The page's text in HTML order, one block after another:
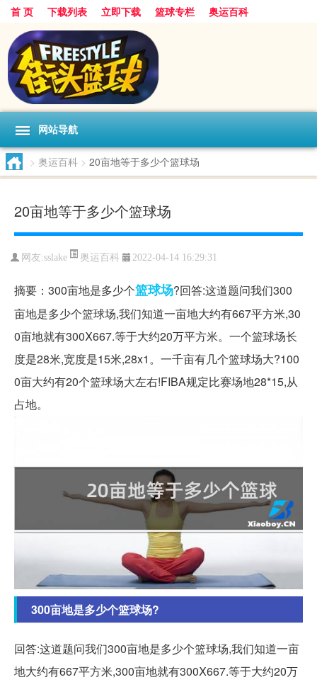
首 页 下载列表 立即下载 篮球专栏 奥运百科
网站导航
> 奥运百科 > 20亩地等于多少个篮球场
20亩地等于多少个篮球场
网友:sslake 奥运百科 2022-04-14 16:29:31
摘要：300亩地是多少个篮球场?回答:这道题问我们300
亩地是多少个篮球场,我们知道一亩地大约有667平方米,30
0亩地就有300Ⅹ667.等于大约20万平方米。一个篮球场长
度是28米,宽度是15米,28x1。一千亩有几个篮球场大?100
0亩大约有20个篮球场大左右!FIBA规定比赛场地28*15,从
占地。
300亩地是多少个篮球场?
回答:这道题问我们300亩地是多少个篮球场,我们知道一亩
地大约有667平方米,300亩地就有300Ⅹ667.等于大约20万